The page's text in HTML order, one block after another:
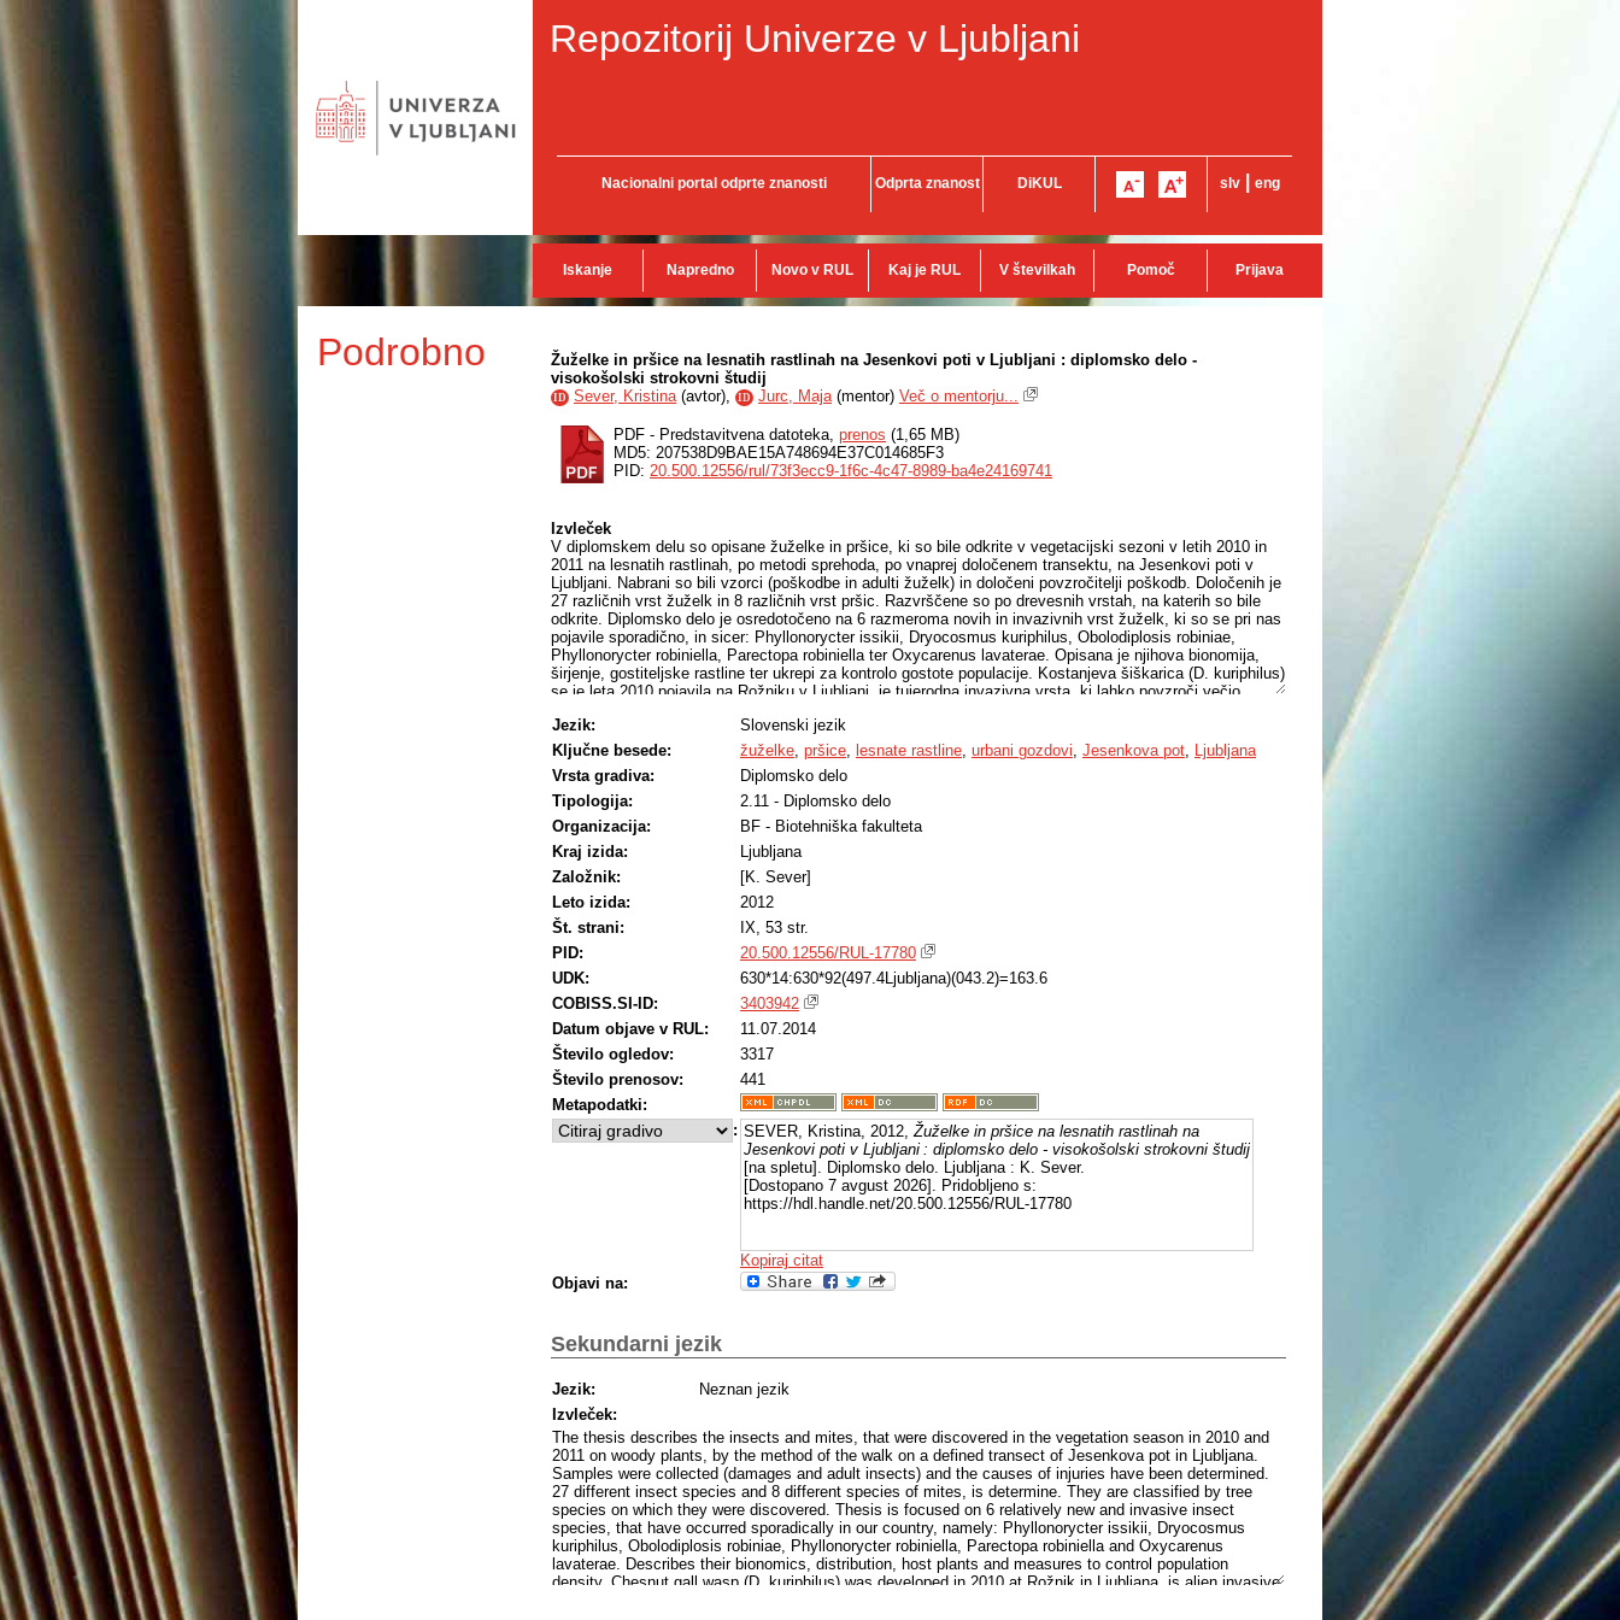
Repozitorij Univerze v Ljubljani
Nacionalni portal odprte znanosti Odprta znanost DiKUL slv eng
Iskanje Napredno Novo v RUL Kaj je RUL V številkah Pomoč Prijava
Podrobno
Žuželke in pršice na lesnatih rastlinah na Jesenkovi poti v Ljubljani : diplomsko delo -
visokošolski strokovni študij
ID Sever, Kristina(avtor), ID Jurc, Maja(mentor) Več o mentorju...
PDF - Predstavitvena datoteka, prenos (1,65 MB)
MD5: 207538D9BAE15A748694E37C014685F3
PID: 20.500.12556/rul/73f3ecc9-1f6c-4c47-8989-ba4e24169741
Izvleček
V diplomskem delu so opisane žuželke in pršice, ki so bile odkrite v vegetacijski sezoni v letih 2010 in
2011 na lesnatih rastlinah, po metodi sprehoda, po vnaprej določenem transektu, na Jesenkovi poti v
Ljubljani. Nabrani so bili vzorci (poškodbe in adulti žuželk) in določeni povzročitelji poškodb. Določenih je
27 različnih vrst žuželk in 8 različnih vrst pršic. Razvrščene so po drevesnih vrstah, na katerih so bile
odkrite. Diplomsko delo je osredotočeno na 6 razmeroma novih in invazivnih vrst žuželk, ki so se pri nas
pojavile sporadično, in sicer: Phyllonorycter issikii, Dryocosmus kuriphilus, Obolodiplosis robiniae,
Phyllonorycter robiniella, Parectopa robiniella ter Oxycarenus lavaterae. Opisana je njihova bionomija,
širjenje, gostiteljske rastline ter ukrepi za kontrolo gostote populacije. Kostanjeva šiškarica (D. kuriphilus)
se je leta 2010 pojavila na Rožniku v Ljubljani, je tujerodna invazivna vrsta, ki lahko povzroči večjo
diplomske naloge je pregled povzročiteljev poškodb na lesnatih rastlinah v urbanem okolju, opis poškodb
in priporočila kako se lahko vpliva na velikost njihovih populacij z namenom omejitve poškodb na
gostiteljih.
Jezik:
Slovenski jezik
Ključne besede:
žuželke, pršice, lesnate rastline, urbani gozdovi, Jesenkova pot, Ljubljana
Vrsta gradiva:
Diplomsko delo
Tipologija:
2.11 - Diplomsko delo
Organizacija:
BF - Biotehniška fakulteta
Kraj izida:
Ljubljana
Založnik:
[K. Sever]
Leto izida:
2012
Št. strani:
IX, 53 str.
PID:
20.500.12556/RUL-17780
UDK:
630*14:630*92(497.4Ljubljana)(043.2)=163.6
COBISS.SI-ID:
3403942
Datum objave v RUL:
11.07.2014
Število ogledov:
3317
Število prenosov:
441
Metapodatki:
: SEVER, Kristina, 2012,Žuželke in pršice na lesnatih rastlinah na
Jesenkovi poti v Ljubljani : diplomsko delo - visokošolski strokovni študij
[na spletu]. Diplomsko delo. Ljubljana : K. Sever.
[Dostopano 7 avgust 2026]. Pridobljeno s:
https://hdl.handle.net/20.500.12556/RUL-17780
Kopiraj citat
Objavi na:
Sekundarni jezik
Jezik:
Neznan jezik
Izvleček:
The thesis describes the insects and mites, that were discovered in the vegetation season in 2010 and
2011 on woody plants, by the method of the walk on a defined transect of Jesenkova pot in Ljubljana.
Samples were collected (damages and adult insects) and the causes of injuries have been determined.
27 different insect species and 8 different species of mites, is determine. They are classified by tree
species on which they were discovered. Thesis is focused on 6 relatively new and invasive insect
species, that have occurred sporadically in our country, namely: Phyllonorycter issikii, Dryocosmus
kuriphilus, Obolodiplosis robiniae, Phyllonorycter robiniella, Parectopa robiniella and Oxycarenus
lavaterae. Describes their bionomics, distribution, host plants and measures to control population
density. Chesnut gall wasp (D. kuriphilus) was developed in 2010 at Rožnik in Ljubljana, is alien invasive